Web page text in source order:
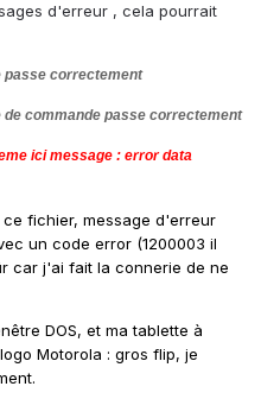
d'erreur , cela pourrait
passe correctement
de commande passe correctement
ici message : error data
fichier, message d'erreur
un code error (1200003 il
car j'ai fait la connerie de ne
DOS, et ma tablette à
Motorola : gros flip, je